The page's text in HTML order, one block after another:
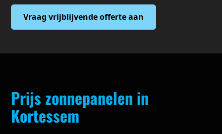
Vraag vrijblijvende offerte aan
Prijs zonnepanelen in
Kortessem